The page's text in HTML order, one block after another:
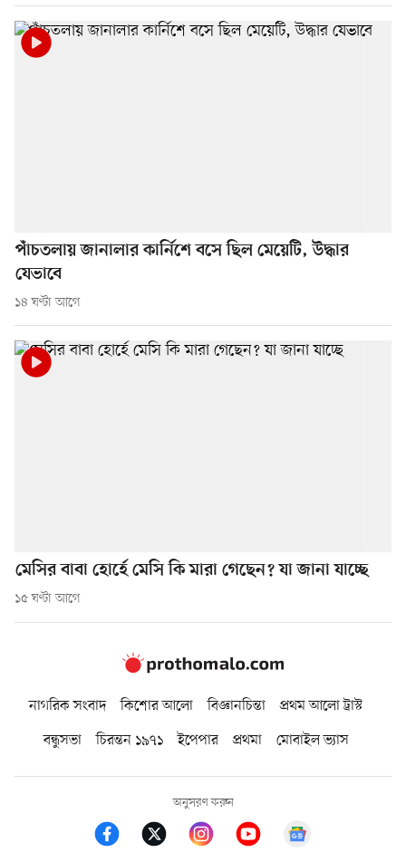
পাঁচতলায় জানালার কার্নিশে বসে ছিল মেয়েটি, উদ্ধার
যেভাবে
১৪ ঘণ্টা আগে
মেসির বাবা হোর্হে মেসি কি মারা গেছেন? যা জানা যাচ্ছে
১৫ ঘণ্টা আগে
নাগরিক সংবাদ কিশোর আলো বিজ্ঞানচিন্তা
প্রথম আলো ট্রাস্ট
বন্ধুসভা
চিরন্তন ১৯৭১ ইপেপার প্রথমা মোবাইল ভ্যাস
অনুসরণ করুন